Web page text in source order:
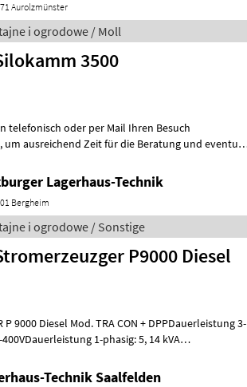
Aurolzmünster
i ogrodowe / Moll
3500
telefonisch oder per Mail Ihren Besuch
Lagerhaus-Technik
Bergheim
i ogrodowe / Sonstige
P9000 Diesel
P 9000 Diesel Mod. TRA CON + DPPDauerleistung 3-
400VDauerleistung 1-phasig: 5, 14 kVA
Technik Saalfelden